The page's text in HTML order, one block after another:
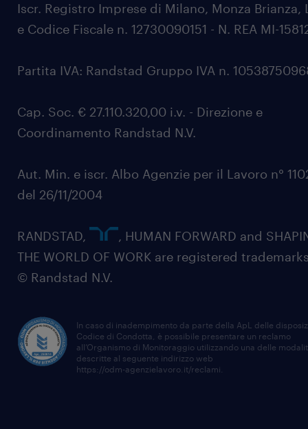
Iscr. Registro Imprese di Milano, Monza Brianza,
e Codice Fiscale n. 12730090151 - N. REA MI-
Partita IVA: Randstad Gruppo IVA n.
Cap. Soc. € 27.110.320,00 i.v. - Direzione e
Coordinamento Randstad N.V.
Aut. Min. e iscr. Albo Agenzie per il Lavoro n°
del 26/11/2004
RANDSTAD,
, HUMAN FORWARD and
THE WORLD OF WORK are registered
© Randstad N.V.
In caso di inadempimento da parte della ApL delle
Codice di Condotta, è possibile presentare un reclamo
all’Organismo di Monitoraggio utilizzando una delle
descritte al seguente indirizzo web
https://odm-agenzielavoro.it/reclami